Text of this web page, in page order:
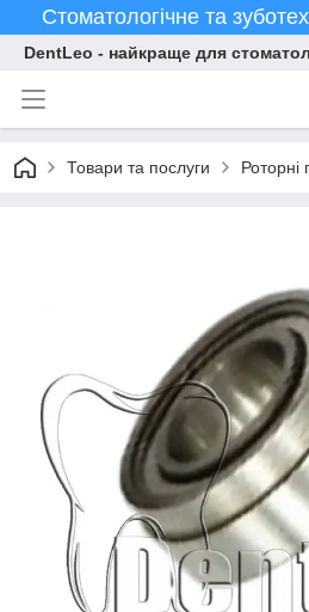
Стоматологічне та
DentLeo - найкраще для
Товари та послуги Роторні